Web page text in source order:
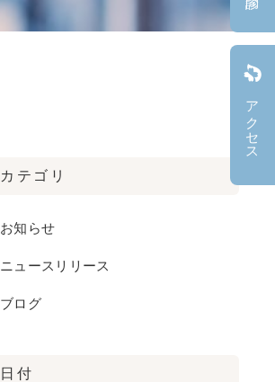
カテゴリ
お知らせ
ニュースリリース
ブログ
日付
アクセス